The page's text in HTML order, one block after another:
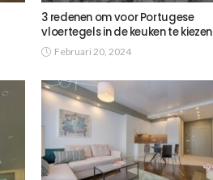
3 redenen om voor Portugese
vloertegels in de keuken te kiezen
Februari 20, 2024